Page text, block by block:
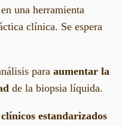
una herramienta
clínica. Se espera
para aumentar la
de la biopsia líquida.
estandarizados